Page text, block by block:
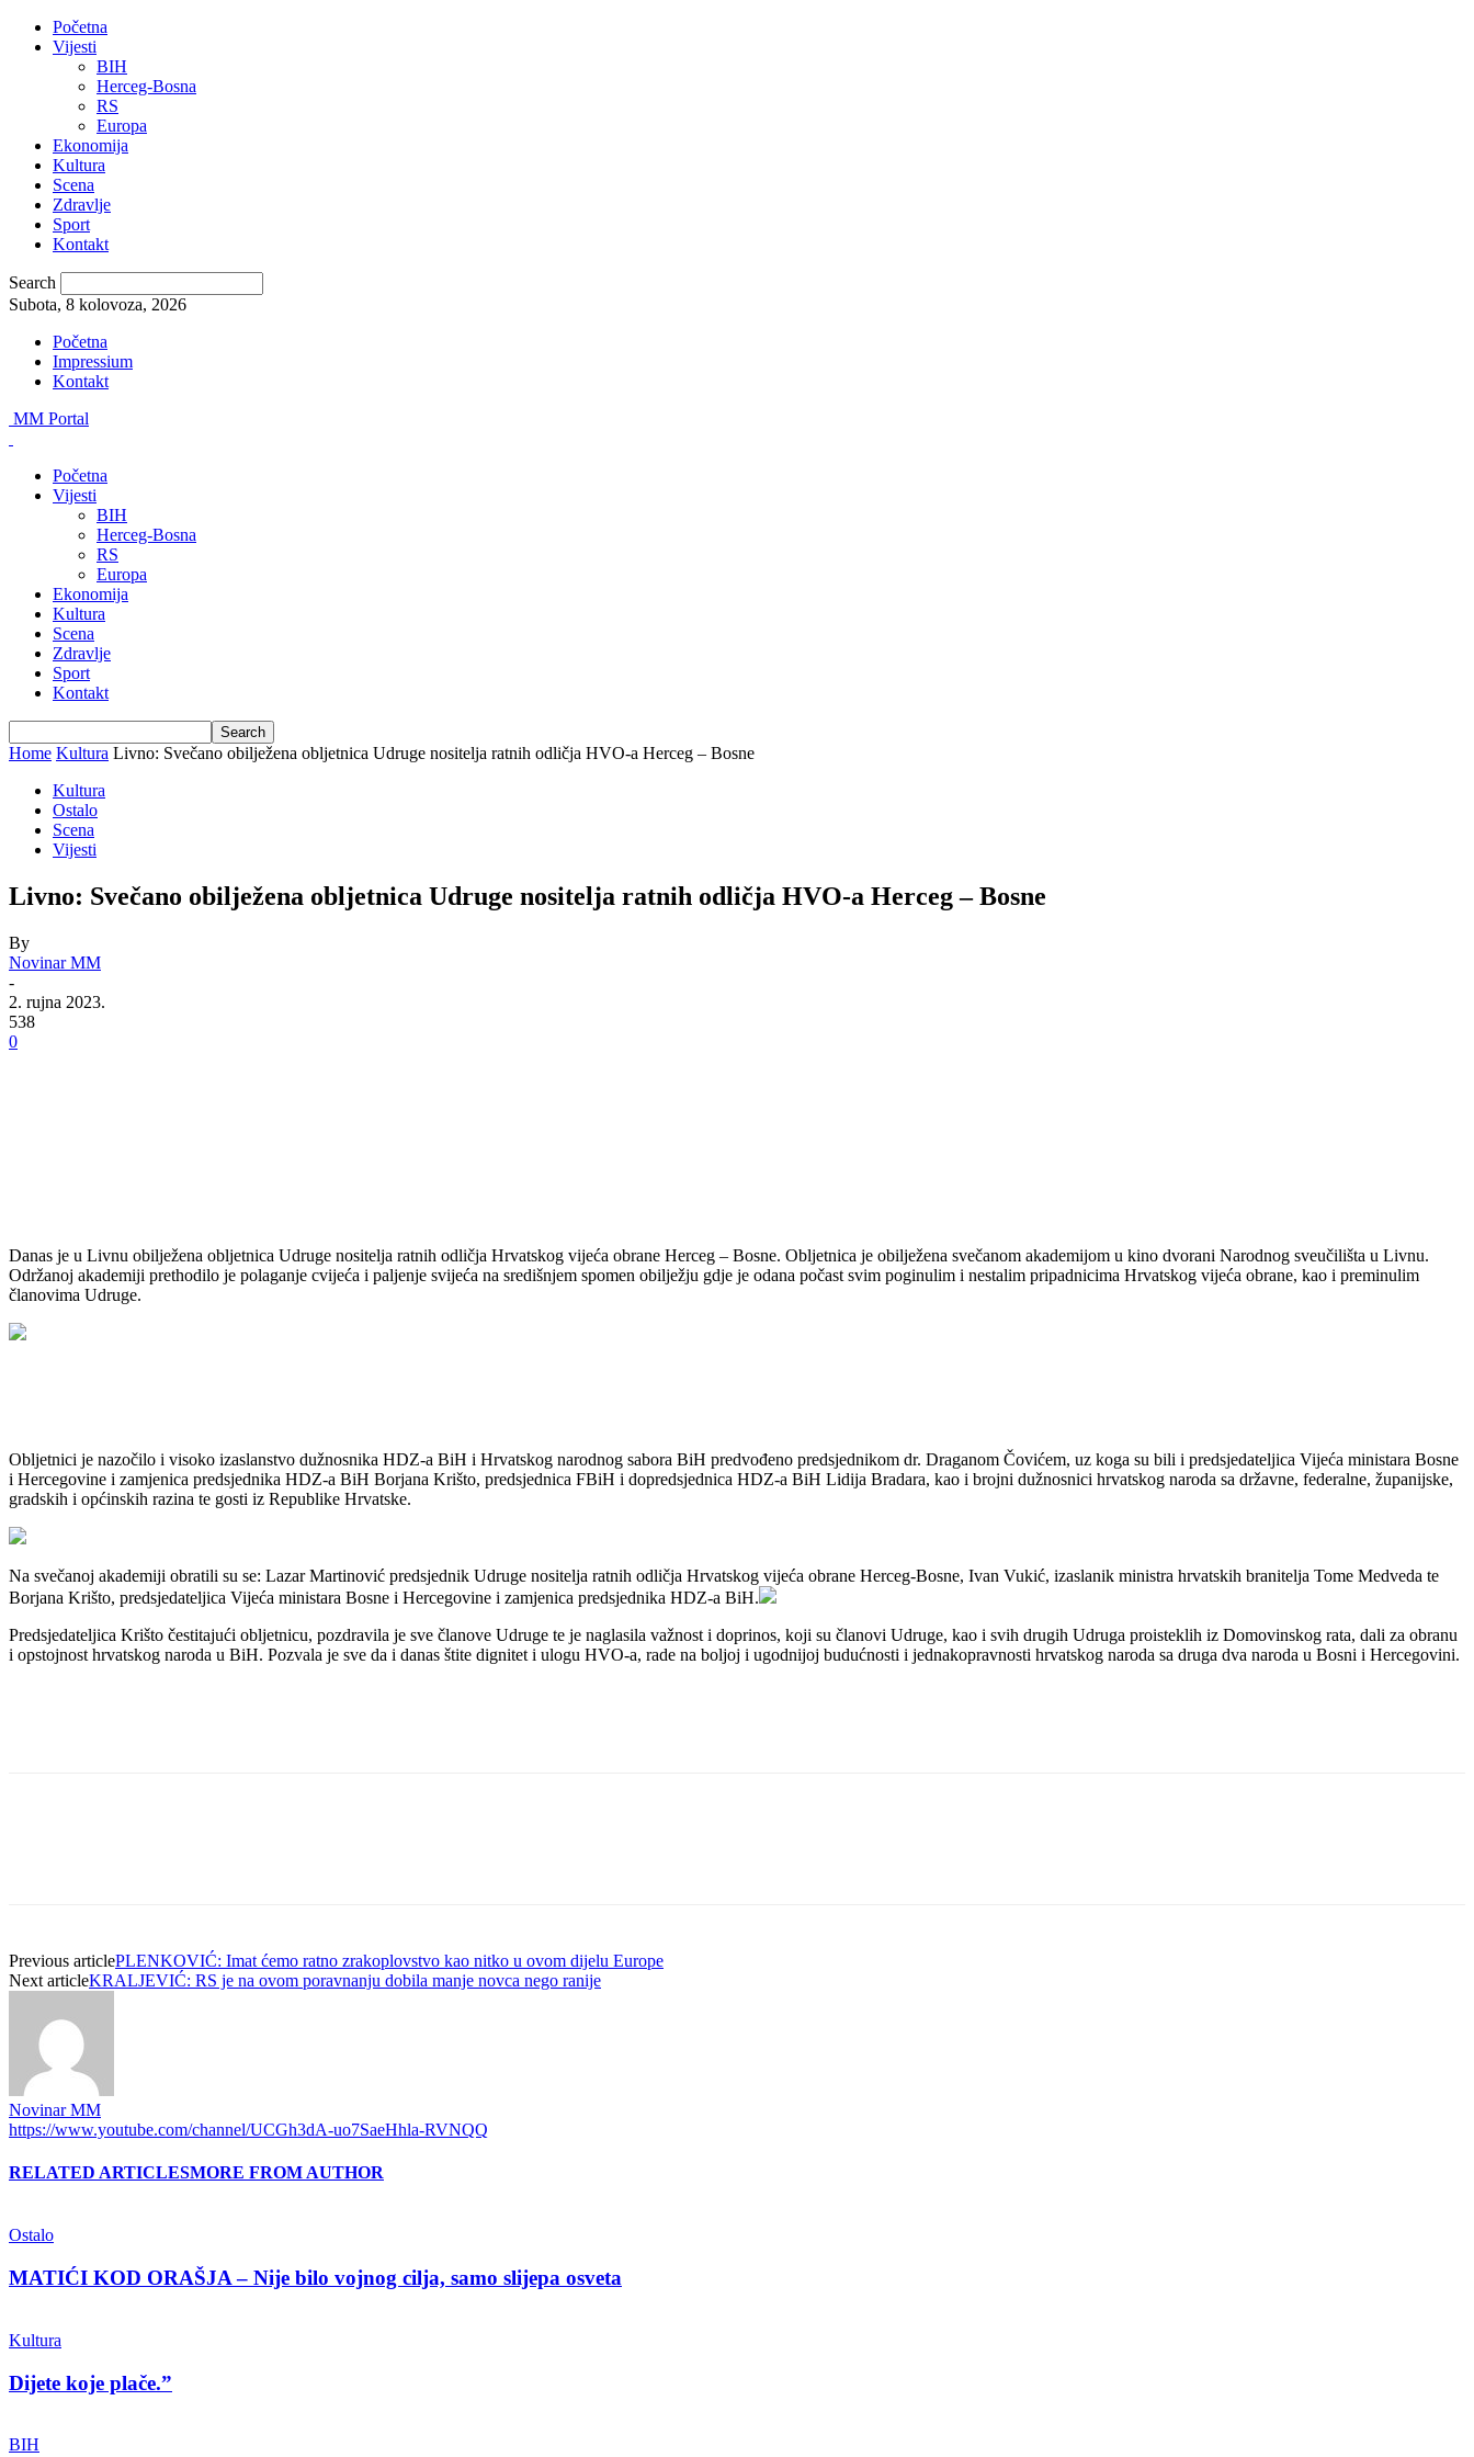
Početna
Vijesti
BIH
Herceg-Bosna
RS
Europa
Ekonomija
Kultura
Scena
Zdravlje
Sport
Kontakt
Search
Subota, 8 kolovoza, 2026
Početna
Impressium
Kontakt
MM Portal
Početna
Vijesti
BIH
Herceg-Bosna
RS
Europa
Ekonomija
Kultura
Scena
Zdravlje
Sport
Kontakt
Home Kultura Livno: Svečano obilježena obljetnica Udruge nositelja ratnih odličja HVO-a Herceg – Bosne
Kultura
Ostalo
Scena
Vijesti
Livno: Svečano obilježena obljetnica Udruge nositelja ratnih odličja HVO-a Herceg – Bosne
By
Novinar MM
-
2. rujna 2023.
538
0
Danas je u Livnu obilježena obljetnica Udruge nositelja ratnih odličja Hrvatskog vijeća obrane Herceg – Bosne. Obljetnica je obilježena svečanom akademijom u kino dvorani Narodnog sveučilišta u Livnu.
Održanoj akademiji prethodilo je polaganje cvijeća i paljenje svijeća na središnjem spomen obilježju gdje je odana počast svim poginulim i nestalim pripadnicima Hrvatskog vijeća obrane, kao i preminulim
članovima Udruge.
Obljetnici je nazočilo i visoko izaslanstvo dužnosnika HDZ-a BiH i Hrvatskog narodnog sabora BiH predvođeno predsjednikom dr. Draganom Čovićem, uz koga su bili i predsjedateljica Vijeća ministara Bosne
i Hercegovine i zamjenica predsjednika HDZ-a BiH Borjana Krišto, predsjednica FBiH i dopredsjednica HDZ-a BiH Lidija Bradara, kao i brojni dužnosnici hrvatskog naroda sa državne, federalne, županijske,
gradskih i općinskih razina te gosti iz Republike Hrvatske.
Na svečanoj akademiji obratili su se: Lazar Martinović predsjednik Udruge nositelja ratnih odličja Hrvatskog vijeća obrane Herceg-Bosne, Ivan Vukić, izaslanik ministra hrvatskih branitelja Tome Medveda te
Borjana Krišto, predsjedateljica Vijeća ministara Bosne i Hercegovine i zamjenica predsjednika HDZ-a BiH.
Predsjedateljica Krišto čestitajući obljetnicu, pozdravila je sve članove Udruge te je naglasila važnost i doprinos, koji su članovi Udruge, kao i svih drugih Udruga proisteklih iz Domovinskog rata, dali za obranu
i opstojnost hrvatskog naroda u BiH. Pozvala je sve da i danas štite dignitet i ulogu HVO-a, rade na boljoj i ugodnijoj budućnosti i jednakopravnosti hrvatskog naroda sa druga dva naroda u Bosni i Hercegovini.
Previous articlePLENKOVIĆ: Imat ćemo ratno zrakoplovstvo kao nitko u ovom dijelu Europe
Next articleKRALJEVIĆ: RS je na ovom poravnanju dobila manje novca nego ranije
Novinar MM
https://www.youtube.com/channel/UCGh3dA-uo7SaeHhla-RVNQQ
RELATED ARTICLESMORE FROM AUTHOR
Ostalo
MATIĆI KOD ORAŠJA – Nije bilo vojnog cilja, samo slijepa osveta
Kultura
Dijete koje plače.”
BIH